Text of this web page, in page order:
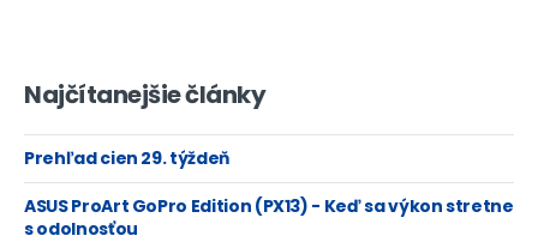
Najčítanejšie články
Prehľad cien 29. týždeň
ASUS ProArt GoPro Edition (PX13) - Keď sa výkon stretne
s odolnosťou